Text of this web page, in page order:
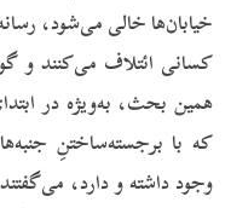
خیابان‌ها خالی می‌شود،
کسانی ائتلاف می‌کنند و
همین بحث، به‌ویژه در
که با برجسته‌ساختنِ
وجود داشته و دارد،